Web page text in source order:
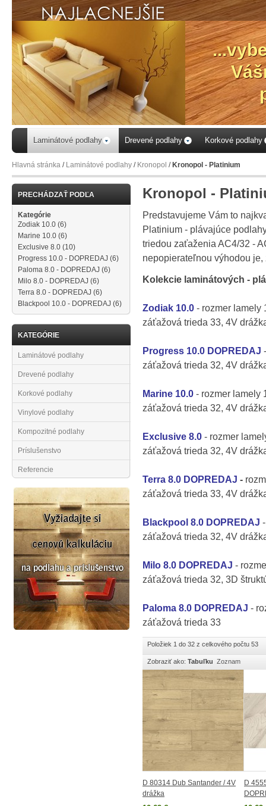
Laminátové podlahy Drevené podlahy Korkové podlahy
Hlavná stránka / Laminátové podlahy / Kronopol / Kronopol - Platinium
PRECHÁDZAŤ PODĽA
Kategórie
Zodiak 10.0 (6)
Marine 10.0 (6)
Exclusive 8.0 (10)
Progress 10.0 - DOPREDAJ (6)
Paloma 8.0 - DOPREDAJ (6)
Milo 8.0 - DOPREDAJ (6)
Terra 8.0 - DOPREDAJ (6)
Blackpool 10.0 - DOPREDAJ (6)
KATEGÓRIE
Laminátové podlahy
Drevené podlahy
Korkové podlahy
Vinylové podlahy
Kompozitné podlahy
Príslušenstvo
Referencie
Kronopol -
Predstavujeme Vám to
Platinium - plávajúce
triedou zaťaženia AC4/32 -
nepopierateľnou výhodou
Kolekcie laminátových -
Zodiak 10.0 - rozmer lamely
záťažová trieda 33, 4V
Progress 10.0 DOPREDAJ
záťažová trieda 32, 4V
Marine 10.0 - rozmer lamely
záťažová trieda 32, 4V
Exclusive 8.0 - rozmer
záťažová trieda 32, 4V
Terra 8.0 DOPREDAJ -
záťažová trieda 33, 4V
Blackpool 8.0 DOPREDAJ
záťažová trieda 32, 4V
Milo 8.0 DOPREDAJ -
záťažová trieda 32, 3D
Paloma 8.0 DOPREDAJ -
záťažová trieda 33
Položiek 1 do 32 z celkového počtu 53
Zobraziť ako: Tabuľku Zoznam
D 80314 Dub Santander / 4V
drážka
D